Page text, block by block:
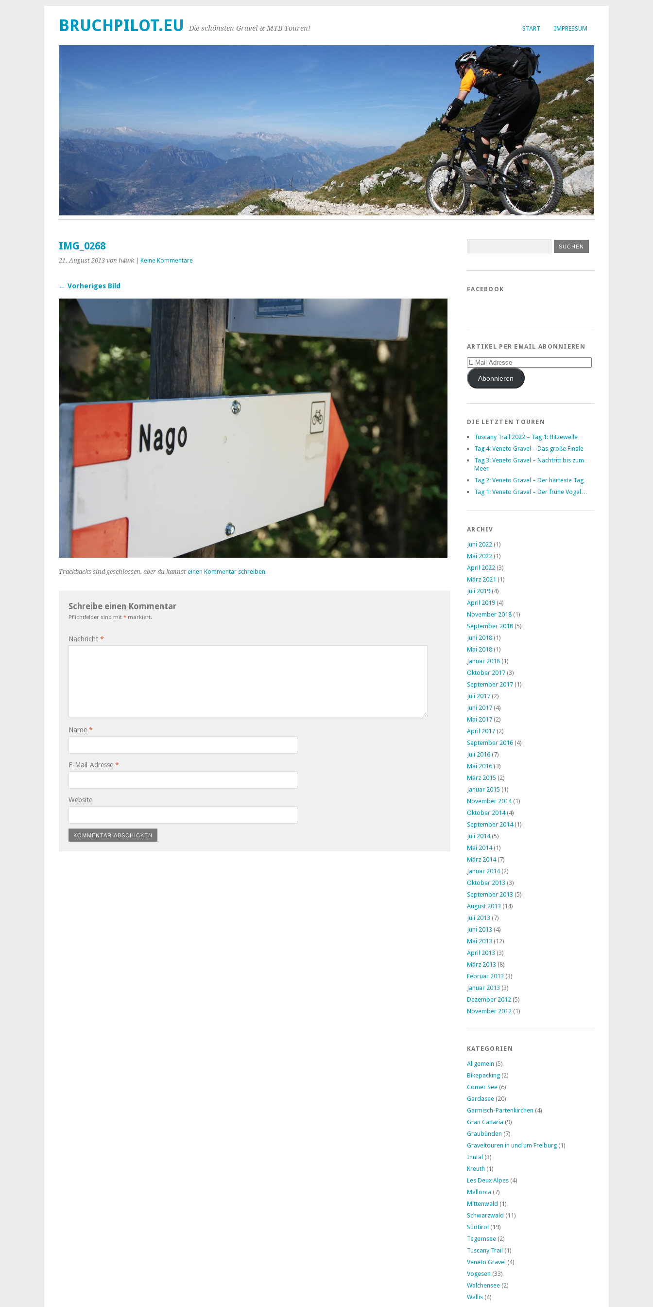
START IMPRESSUM
BRUCHPILOT.EU Die schönsten Gravel & MTB Touren!
IMG_0268
21. August 2013 von h4wk| Keine Kommentare
← Vorheriges Bild
Trackbacks sind geschlossen, aber du kannst einen Kommentar schreiben.
Schreibe einen Kommentar
Pflichtfelder sind mit * markiert.
Nachricht *
Name *
E-Mail-Adresse *
Website
FACEBOOK
ARTIKEL PER EMAIL ABONNIEREN
E-
Mail-
AdresseAbonnieren
DIE LETZTEN TOUREN
Tuscany Trail 2022 – Tag 1: Hitzewelle
Tag 4: Veneto Gravel – Das große Finale
Tag 3: Veneto Gravel – Nachtritt bis zum
Meer
Tag 2: Veneto Gravel – Der härteste Tag
Tag 1: Veneto Gravel – Der frühe Vogel…
ARCHIV
Juni 2022 (1)
Mai 2022 (1)
April 2022 (3)
März 2021 (1)
Juli 2019 (4)
April 2019 (4)
November 2018 (1)
September 2018 (5)
Juni 2018 (1)
Mai 2018 (1)
Januar 2018 (1)
Oktober 2017 (3)
September 2017 (1)
Juli 2017 (2)
Juni 2017 (4)
Mai 2017 (2)
April 2017 (2)
September 2016 (4)
Juli 2016 (7)
Mai 2016 (3)
März 2015 (2)
Januar 2015 (1)
November 2014(1)
Oktober 2014(4)
September 2014(1)
Juli 2014(5)
Mai 2014(1)
März 2014(7)
Januar 2014(2)
Oktober 2013 (3)
September 2013 (5)
August 2013 (14)
Juli 2013 (7)
Juni 2013 (4)
Mai 2013 (12)
April 2013 (3)
März 2013 (8)
Februar 2013 (3)
Januar 2013 (3)
Dezember 2012 (5)
November 2012 (1)
KATEGORIEN
Allgemein (5)
Bikepacking (2)
Comer See (6)
Gardasee (20)
Garmisch-Partenkirchen (4)
Gran Canaria (9)
Graubünden (7)
Graveltouren in und um Freiburg (1)
Inntal (3)
Kreuth (1)
Les Deux Alpes (4)
Mallorca (7)
Mittenwald (1)
Schwarzwald (11)
Südtirol (19)
Tegernsee (2)
Tuscany Trail (1)
Veneto Gravel (4)
Vogesen (33)
Walchensee (2)
Wallis (4)